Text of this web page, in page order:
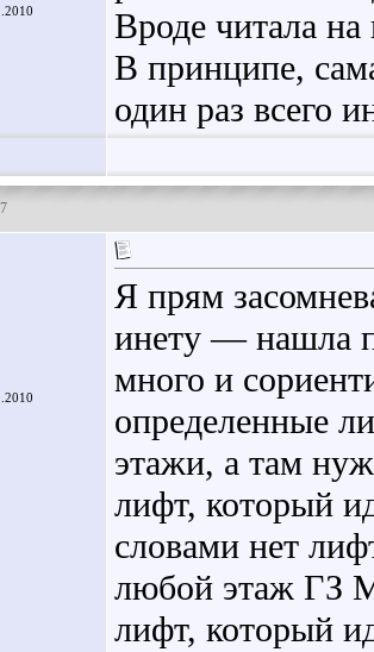
Вроде читала
В принципе,
один раз всего
Я прям
инету — нашла
много и
определенные
этажи, а там
лифт, который
словами нет
любой этаж ГЗ
лифт, который